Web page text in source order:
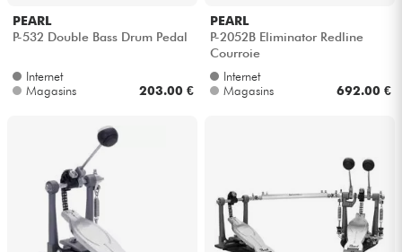
PEARL
P-532 Double Bass Drum Pedal
Internet
Magasins
203.00 €
PEARL
P-2052B Eliminator Redline
Courroie
Internet
Magasins
692.00 €